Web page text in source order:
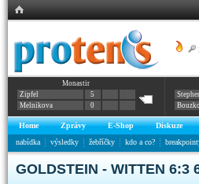
Monastir
Zipfel
5
Melnikova
0
Home Zprávy E-Shop Diskuze
nabídka
výsledky žebříčky kdo a co?
GOLDSTEIN - WITTEN 6:3